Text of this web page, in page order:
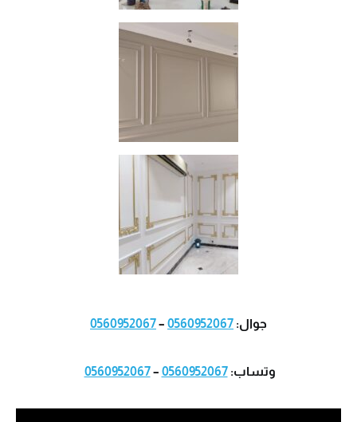
جوال: 0560952067
–
0560952067
وتساب:0560952067
–
0560952067